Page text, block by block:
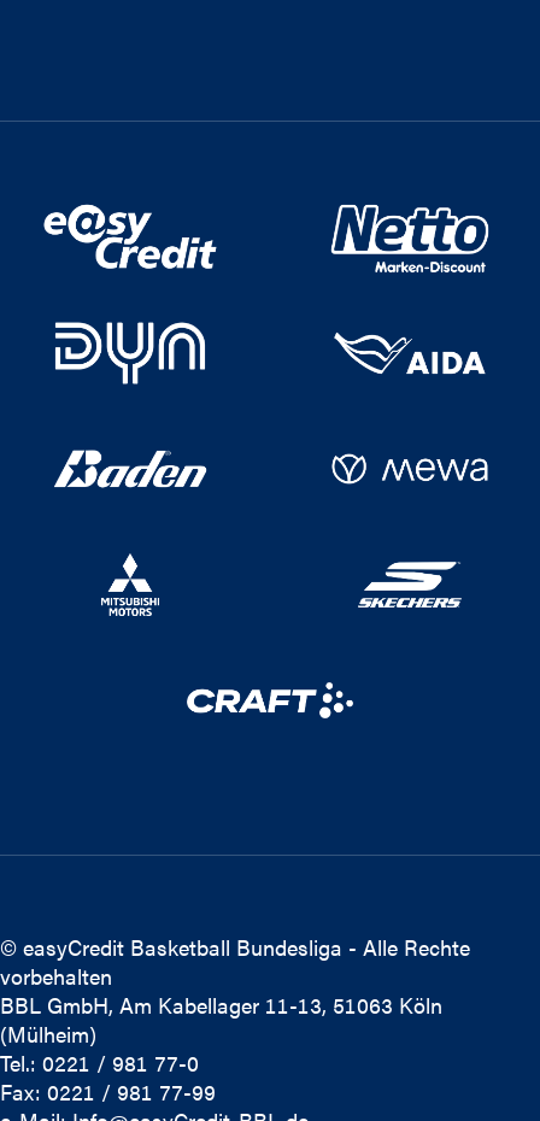
© easyCredit Basketball Bundesliga - Alle Rechte
vorbehalten
BBL GmbH, Am Kabellager 11-13, 51063 Köln
(Mülheim)
Tel.: 0221 / 981 77-0
Fax: 0221 / 981 77-99